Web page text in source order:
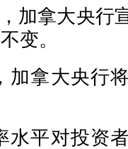
加拿大央行
变。
加拿大央行
水平对投资